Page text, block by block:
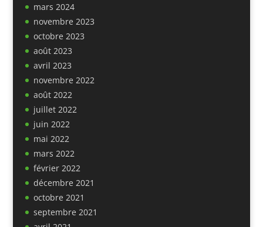
mars 2024
novembre 2023
octobre 2023
août 2023
avril 2023
novembre 2022
août 2022
juillet 2022
juin 2022
mai 2022
mars 2022
février 2022
décembre 2021
octobre 2021
septembre 2021